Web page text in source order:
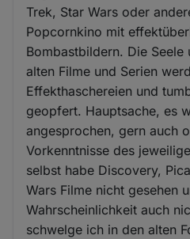
Trek, Star Wars oder
Popcornkino mit
Bombastbildern. Die Seele
alten Filme und Serien
Effekthaschereien und
geopfert. Hauptsache, es
angesprochen, gern auch
Vorkenntnisse des
selbst habe Discovery,
Wars Filme nicht gesehen
Wahrscheinlichkeit auch
schwelge ich in den alten